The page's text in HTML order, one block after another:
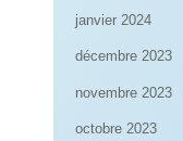
janvier 2024
décembre 2023
novembre 2023
octobre 2023